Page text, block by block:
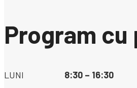
Program cu
LUNI 8:30 – 16:30